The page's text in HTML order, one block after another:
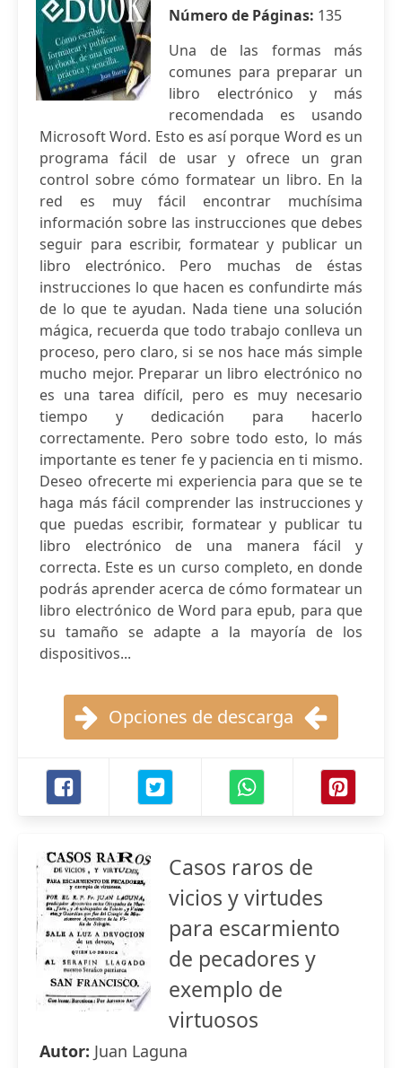
Número de Páginas: 135
Una de las formas más
comunes para preparar un
libro electrónico y más
recomendada es usando
Microsoft Word. Esto es así porque Word es un
programa fácil de usar y ofrece un gran
control sobre cómo formatear un libro. En la
red es muy fácil encontrar muchísima
información sobre las instrucciones que debes
seguir para escribir, formatear y publicar un
libro electrónico. Pero muchas de éstas
instrucciones lo que hacen es confundirte más
de lo que te ayudan. Nada tiene una solución
mágica, recuerda que todo trabajo conlleva un
proceso, pero claro, si se nos hace más simple
mucho mejor. Preparar un libro electrónico no
es una tarea difícil, pero es muy necesario
tiempo y dedicación para hacerlo
correctamente. Pero sobre todo esto, lo más
importante es tener fe y paciencia en ti mismo.
Deseo ofrecerte mi experiencia para que se te
haga más fácil comprender las instrucciones y
que puedas escribir, formatear y publicar tu
libro electrónico de una manera fácil y
correcta. Este es un curso completo, en donde
podrás aprender acerca de cómo formatear un
libro electrónico de Word para epub, para que
su tamaño se adapte a la mayoría de los
dispositivos...
Opciones de descarga
Casos raros de
vicios y virtudes
para escarmiento
de pecadores y
exemplo de
virtuosos
Autor: Juan Laguna